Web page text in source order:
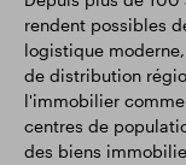
rendent possibles
logistique
de distribution
l'immobilier
centres de
des biens